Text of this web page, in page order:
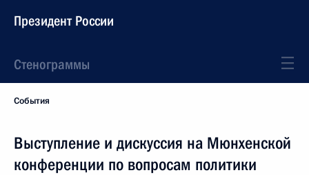
Президент России
Стенограммы
События
Выступление и дискуссия на Мюнхенской
конференции по вопросам политики